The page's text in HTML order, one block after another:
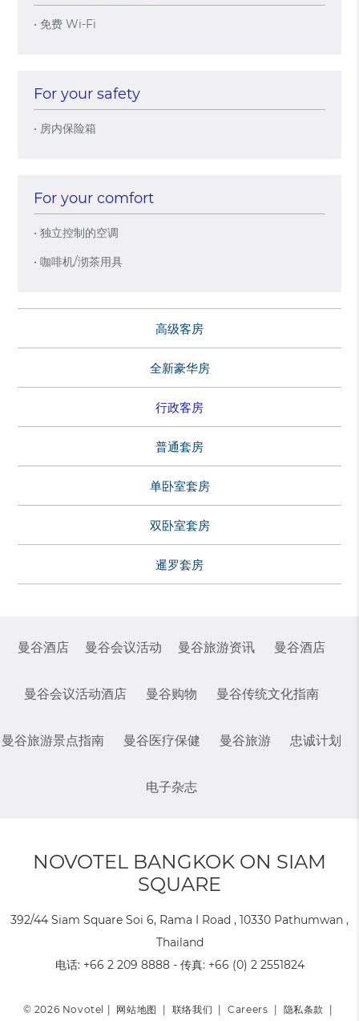
• 免费 Wi-Fi
For your safety
• 房内保险箱
For your comfort
• 独立控制的空调
• 咖啡机/沏茶用具
高级客房
全新豪华房
行政客房
普通套房
单卧室套房
双卧室套房
暹罗套房
曼谷酒店 曼谷会议活动 曼谷旅游资讯 曼谷酒店
曼谷会议活动酒店 曼谷购物 曼谷传统文化指南
曼谷旅游景点指南 曼谷医疗保健 曼谷旅游 忠诚计划
电子杂志
NOVOTEL BANGKOK ON SIAM
SQUARE
392/44 Siam Square Soi 6, Rama I Road , 10330 Pathumwan ,
Thailand
电话: +66 2 209 8888- 传真: +66 (0) 2 2551824
© 2026 Novotel | 网站地图 联络我们 |Careers 隐私条款